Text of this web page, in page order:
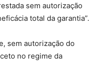
sem autorização
total da garantia”.
sem autorização do
no regime da